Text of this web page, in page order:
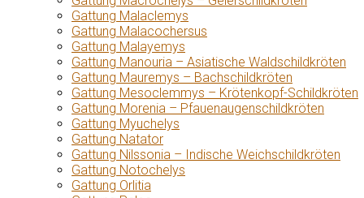
Gattung Malaclemys
Gattung Malacochersus
Gattung Malayemys
Gattung Manouria – Asiatische Waldschildkröten
Gattung Mauremys – Bachschildkröten
Gattung Mesoclemmys – Krötenkopf-Schildkröten
Gattung Morenia – Pfauenaugenschildkröten
Gattung Myuchelys
Gattung Natator
Gattung Nilssonia – Indische Weichschildkröten
Gattung Notochelys
Gattung Orlitia